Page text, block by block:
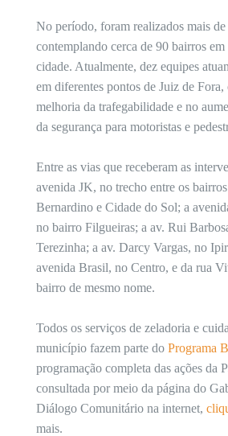
No período, foram realizados mais
contemplando cerca de 90 bairros em
cidade. Atualmente, dez equipes
em diferentes pontos de Juiz de
melhoria da trafegabilidade e no
da segurança para motoristas e
Entre as vias que receberam as
avenida JK, no trecho entre os
Bernardino e Cidade do Sol; a
no bairro Filgueiras; a av. Rui
Terezinha; a av. Darcy Vargas, no
avenida Brasil, no Centro, e da rua
bairro de mesmo nome.
Todos os serviços de zeladoria e
município fazem parte do Programa
programação completa das ações da
consultada por meio da página do
Diálogo Comunitário na internet,
mais.